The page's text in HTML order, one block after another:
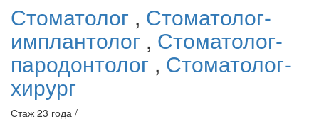
Стоматолог , Стоматолог-
имплантолог , Стоматолог-
пародонтолог , Стоматолог-
хирург
Стаж 23 года /